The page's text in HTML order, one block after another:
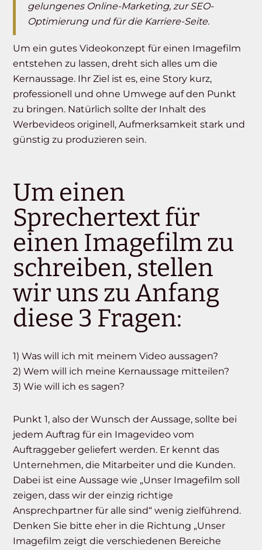
gelungenes Online-Marketing, zur SEO-
Optimierung und für die Karriere-Seite.
Um ein gutes Videokonzept für einen Imagefilm
entstehen zu lassen, dreht sich alles um die
Kernaussage. Ihr Ziel ist es, eine Story kurz,
professionell und ohne Umwege auf den Punkt
zu bringen. Natürlich sollte der Inhalt des
Werbevideos originell, Aufmerksamkeit stark und
günstig zu produzieren sein.
Um einen
Sprechertext für
einen Imagefilm zu
schreiben, stellen
wir uns zu Anfang
diese 3 Fragen:
1) Was will ich mit meinem Video aussagen?
2) Wem will ich meine Kernaussage mitteilen?
3) Wie will ich es sagen?
Punkt 1, also der Wunsch der Aussage, sollte bei
jedem Auftrag für ein Imagevideo vom
Auftraggeber geliefert werden. Er kennt das
Unternehmen, die Mitarbeiter und die Kunden.
Dabei ist eine Aussage wie „Unser Imagefilm soll
zeigen, dass wir der einzig richtige
Ansprechpartner für alle sind“ wenig zielführend.
Denken Sie bitte eher in die Richtung „Unser
Imagefilm zeigt die verschiedenen Bereiche